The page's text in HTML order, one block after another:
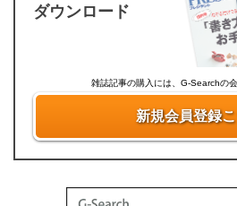
ダウンロード
雑誌記事の購入には、G-Searchの
新規会員登録